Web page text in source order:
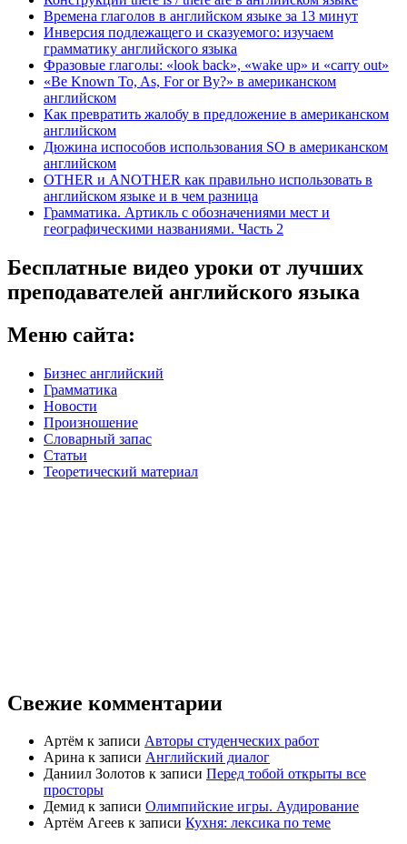
Времена глаголов в английском языке за 13 минут
Инверсия подлежащего и сказуемого: изучаем
грамматику английского языка
Фразовые глаголы: «look back», «wake up» и «carry out»
«Be Known To, As, For or By?» в американском
английском
Как превратить жалобу в предложение в американском
английском
Дюжина испособов использования SO в американском
английском
OTHER и ANOTHER как правильно использовать в
английском языке и в чем разница
Грамматика. Артикль с обозначениями мест и
географическими названиями. Часть 2
Бесплатные видео уроки от лучших
преподавателей английского языка
Меню сайта:
Бизнес английский
Грамматика
Новости
Произношение
Словарный запас
Статьи
Теоретический материал
Свежие комментарии
Артём к записи Авторы студенческих работ
Арина к записи Английский диалог
Даниил Золотов к записи Перед тобой открыты все
просторы
Демид к записи Олимпийские игры. Аудирование
Артём Агеев к записи Кухня: лексика по теме